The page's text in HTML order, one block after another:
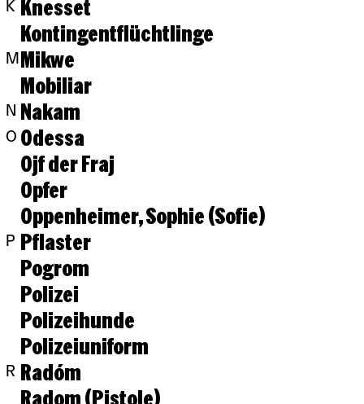
K Knesset
Kontingentflüchtlinge
M Mikwe
Mobiliar
N Nakam
O Odessa
Ojf der Fraj
Opfer
Oppenheimer, Sophie (Sofie)
P Pflaster
Pogrom
Polizei
Polizeihunde
Polizeiuniform
R Radóm
Radom (Pistole)